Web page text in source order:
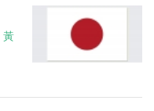
黃